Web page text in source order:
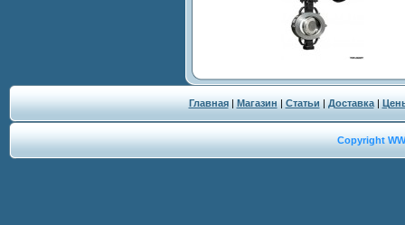
Главная| Магазин | Статьи | Доставка|
Copyright